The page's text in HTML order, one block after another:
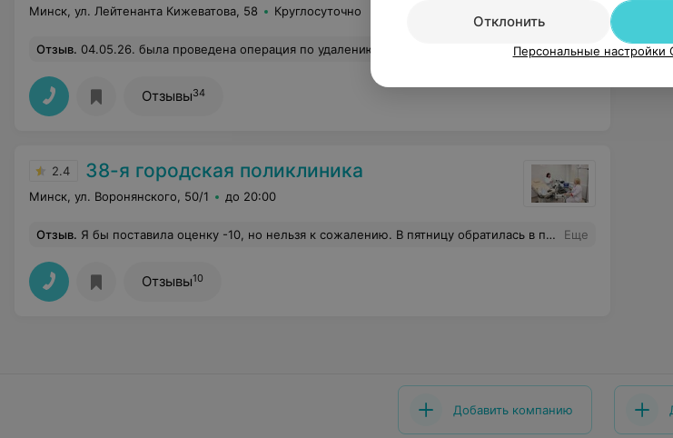
Минск, ул. Лейтенанта Кижеватова, 58 Круглосуточно
Отзыв. 04.05.26. была проведена операция по удалению большой грыжи с признаками секвестрации на уровне L4-L5. Операция прошла успешно, благодаря высокому профессионализму Евгения Валентиновича. Уже на следующий день я встала и потихоньку начала ходить. Не могла поверить в то, что больше нет такой изнуряющей боли, которую пришлось терпеть на протяжении последних 5 месяцев. Надо сказать, что заболевание мучило меня уже 26 лет. Сначала обострения были раз в 5 лет и меня спасали блокады. А потом сокращались. И вот последнее обострение случилось в ноябре 2025 года. Консервативное лечение уже не помогало. Операция сделана, все страхи позади. Я уже дома, впереди реабилитация. Если бы я знала раньше, что в БСМП Минска работают такие высококвалифицированные специалисты и творят такие чудеса, то не терпела бы так долго боль. Безмерно благодарна всему коллективу неерохирургического отделения и лично Габриневскому Е.В. за их профессионализм. Еще
Отзывы34
2.4 38-я городская поликлиника
Минск, ул. Воронянского, 50/1 до 20:00
Отзыв. Я бы поставила оценку -10, но нельзя к сожалению. В пятницу обратилась в платные услуги за талоном к хирургу на понедельник и его любезно предоставили. Пришла как положено, но оказалось, что хирург уехал на курсы и об этом никто не знал, отправили к врачу на замене - травматолог. Там мне сообщают, что это не его случай и говорят хирург на месте есть, но почему-то в регистратуре об этом не в курсе. Просят подойти к кабинету хирурга и там меня спокойно примут. Стоит ли говорить о том, что начало приёма задержали на 30 минут, пока кучка врачей обсуждали свои личные темы за дверью кабинета. В итоге меня с горем пополам через мои просьбы пустили в кабинет, было сказано, что у врача нет квалификации на простой осмотр и они не могут меня принять. Из этого вытекает вопрос - может на курсы нужно отправлять совсем других людей? Я потратила на этот дурдом 3 часа своего времени и врачи даже не подумали войти в положение, хотя я оказалась в такой ситуации не по своей вине, а ваших сотрудников. Еще
Отзывы10
Добавить компанию
Отклонить
Персональные настройки